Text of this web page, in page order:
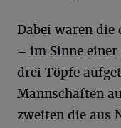
Dabei waren die
– im Sinne
drei Töpfe
Mannschaften
zweiten die aus